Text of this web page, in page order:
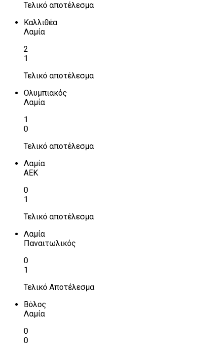
Τελικό αποτέλεσμα
Καλλιθέα
Λαμία
2
1
Τελικό αποτέλεσμα
Ολυμπιακός
Λαμία
1
0
Τελικό αποτέλεσμα
Λαμία
ΑΕΚ
0
1
Τελικό αποτέλεσμα
Λαμία
Παναιτωλικός
0
1
Τελικό Αποτέλεσμα
Βόλος
Λαμία
0
0